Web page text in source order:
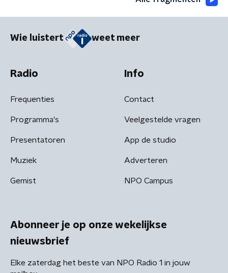
Wie luistert weet meer
Radio
Frequenties
Programma's
Presentatoren
Muziek
Gemist
Info
Contact
Veelgestelde vragen
App de studio
Adverteren
NPO Campus
Abonneer je op onze wekelijkse
nieuwsbrief
Elke zaterdag het beste van NPO Radio 1 in jouw